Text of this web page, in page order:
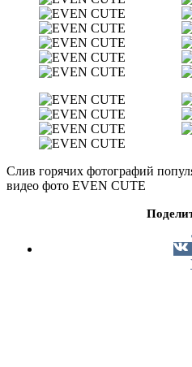
Слив горячих фотографий
видео фото EVEN CUTE